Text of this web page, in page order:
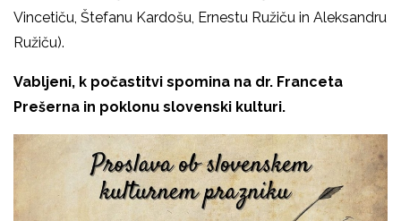
Vincetiču, Štefanu Kardošu, Ernestu Ružiču in Aleksandru
Ružiču).
Vabljeni, k počastitvi spomina na dr. Franceta
Prešerna in poklonu slovenski kulturi.